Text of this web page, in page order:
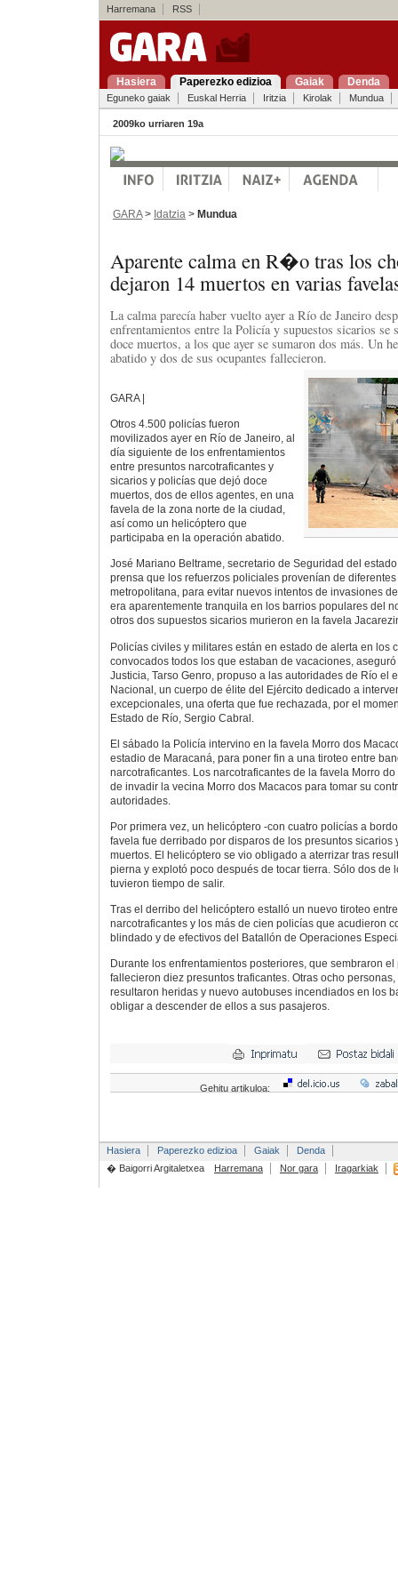
Harremana RSS
Hasiera Paperezko edizioa Gaiak Denda
Eguneko gaiak Euskal Herria Iritzia Kirolak Mundua
2009ko urriaren 19a
GARA> Idatzia > Mundua
Aparente calma en R�o tras los
dejaron 14 muertos en varias
La calma parecía haber vuelto ayer a Río de Janeiro
enfrentamientos entre la Policía y supuestos sicarios se
doce muertos, a los que ayer se sumaron dos más. Un
abatido y dos de sus ocupantes fallecieron.
GARA |
Otros 4.500 policías fueron
movilizados ayer en Río de Janeiro, al
día siguiente de los enfrentamientos
entre presuntos narcotraficantes y
sicarios y policías que dejó doce
muertos, dos de ellos agentes, en una
favela de la zona norte de la ciudad,
así como un helicóptero que
participaba en la operación abatido.
José Mariano Beltrame, secretario de Seguridad del
prensa que los refuerzos policiales provenían de
metropolitana, para evitar nuevos intentos de invasiones
era aparentemente tranquila en los barrios populares del
otros dos supuestos sicarios murieron en la favela
Policías civiles y militares están en estado de alerta en los
convocados todos los que estaban de vacaciones,
Justicia, Tarso Genro, propuso a las autoridades de Río el
Nacional, un cuerpo de élite del Ejército dedicado a
excepcionales, una oferta que fue rechazada, por el
Estado de Río, Sergio Cabral.
El sábado la Policía intervino en la favela Morro dos
estadio de Maracaná, para poner fin a una tiroteo entre
narcotraficantes. Los narcotraficantes de la favela Morro
de invadir la vecina Morro dos Macacos para tomar su
autoridades.
Por primera vez, un helicóptero -con cuatro policías a
favela fue derribado por disparos de los presuntos sicarios
muertos. El helicóptero se vio obligado a aterrizar tras
pierna y explotó poco después de tocar tierra. Sólo dos de
tuvieron tiempo de salir.
Tras el derribo del helicóptero estalló un nuevo tiroteo
narcotraficantes y los más de cien policías que acudieron
blindado y de efectivos del Batallón de Operaciones
Durante los enfrentamientos posteriores, que sembraron
fallecieron diez presuntos traficantes. Otras ocho
resultaron heridas y nuevo autobuses incendiados en los
obligar a descender de ellos a sus pasajeros.
Gehitu artikuloa:
Hasiera Paperezko edizioa Gaiak
Denda
� Baigorri Argitaletxea
Harremana Nor gara Iragarkiak